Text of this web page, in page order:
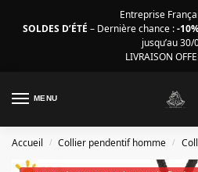
Entreprise
SOLDES D’ÉTÉ – Dernière chance :-
jusqu’au 30/
LIVRAISON
MENU
Accueil / Collier pendentif homme /